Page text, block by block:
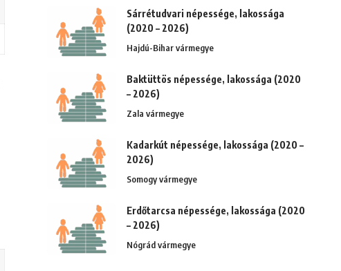
Sárrétudvari népessége, lakossága
(2020 – 2026)
Hajdú-Bihar vármegye
Baktüttös népessége, lakossága (2020
– 2026)
Zala vármegye
Kadarkút népessége, lakossága (2020 –
2026)
Somogy vármegye
Erdőtarcsa népessége, lakossága (2020
– 2026)
Nógrád vármegye